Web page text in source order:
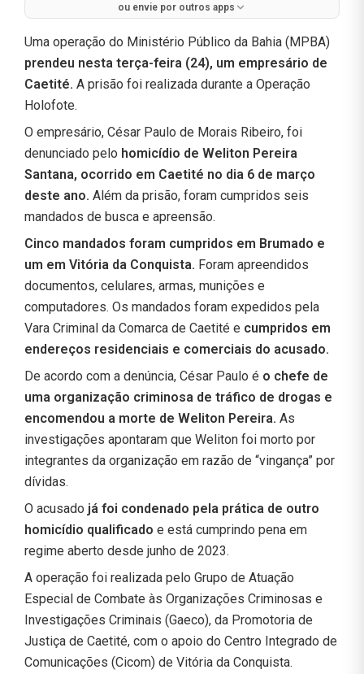
ou envie por outros apps
Uma operação do Ministério Público da Bahia (MPBA)
prendeu nesta terça-feira (24), um empresário de
Caetité. A prisão foi realizada durante a Operação
Holofote.
O empresário, César Paulo de Morais Ribeiro, foi
denunciado pelo homicídio de Weliton Pereira
Santana, ocorrido em Caetité no dia 6 de março
deste ano. Além da prisão, foram cumpridos seis
mandados de busca e apreensão.
Cinco mandados foram cumpridos em Brumado e
um em Vitória da Conquista. Foram apreendidos
documentos, celulares, armas, munições e
computadores. Os mandados foram expedidos pela
Vara Criminal da Comarca de Caetité e cumpridos em
endereços residenciais e comerciais do acusado.
De acordo com a denúncia, César Paulo é o chefe de
uma organização criminosa de tráfico de drogas e
encomendou a morte de Weliton Pereira. As
investigações apontaram que Weliton foi morto por
integrantes da organização em razão de “vingança” por
dívidas.
O acusado já foi condenado pela prática de outro
homicídio qualificado e está cumprindo pena em
regime aberto desde junho de 2023.
A operação foi realizada pelo Grupo de Atuação
Especial de Combate às Organizações Criminosas e
Investigações Criminais (Gaeco), da Promotoria de
Justiça de Caetité, com o apoio do Centro Integrado de
Comunicações (Cicom) de Vitória da Conquista.